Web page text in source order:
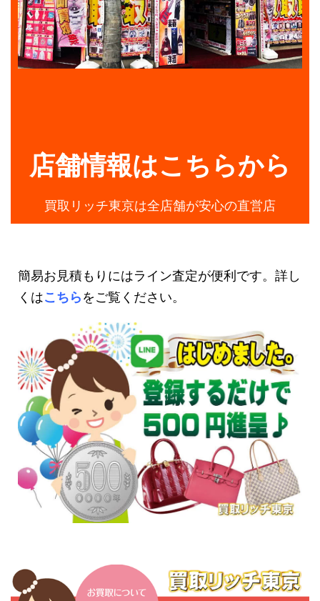
店舗情報はこちらから
買取リッチ東京は全店舗が安心の直営店
簡易お見積もりにはライン査定が便利です。詳し
くはこちらをご覧ください。